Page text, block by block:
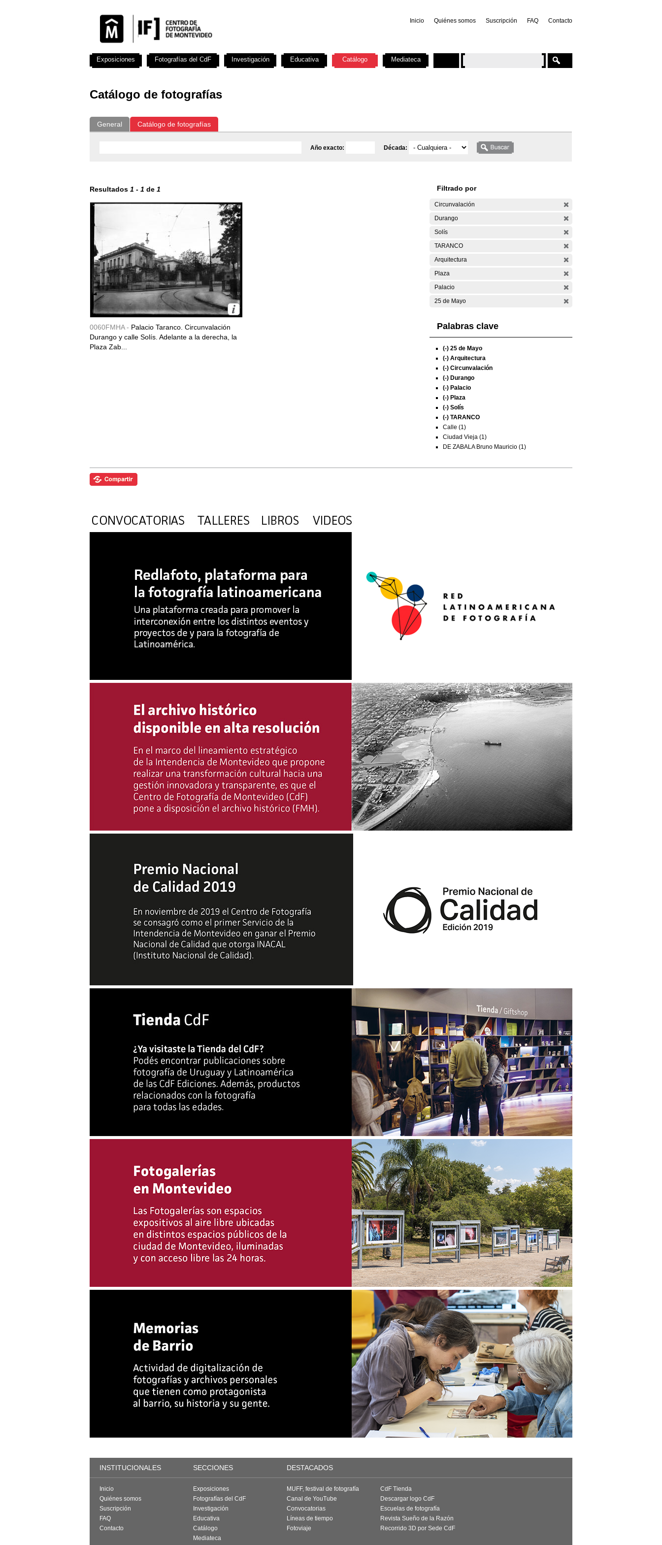
Inicio Quiénes somos Suscripción FAQ Contacto
Catálogo de fotografías
General Catálogo de fotografías
Año exacto: Década:
Resultados 1 - 1 de 1
0060FMHA - Palacio Taranco. Circunvalación
Durango y calle Solís. Adelante a la derecha, la
Plaza Zab...
Filtrado por
Circunvalación
Durango
Solís
TARANCO
Arquitectura
Plaza
Palacio
25 de Mayo
Palabras clave
(-) 25 de Mayo
(-) Arquitectura
(-) Circunvalación
(-) Durango
(-) Palacio
(-) Plaza
(-) Solís
(-) TARANCO
Calle (1)
Ciudad Vieja (1)
DE ZABALA Bruno Mauricio (1)
Exposiciones Fotografías del CdF Investigación Educativa Catálogo Mediateca
INSTITUCIONALES SECCIONES DESTACADOS
Inicio
Quiénes somos
Suscripción
FAQ
Contacto
Exposiciones
Fotografías del CdF
Investigación
Educativa
Catálogo
Mediateca
MUFF, festival de fotografía
Canal de YouTube
Convocatorias
Líneas de tiempo
Fotoviaje
CdF Tienda
Descargar logo CdF
Escuelas de fotografía
Revista Sueño de la Razón
Recorrido 3D por Sede CdF